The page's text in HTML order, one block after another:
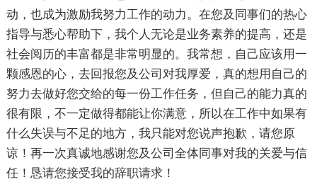
动，也成为激励我努力工作的动力。在您及同事们的热心
指导与悉心帮助下，我个人无论是业务素养的提高，还是
社会阅历的丰富都是非常明显的。我常想，自己应该用一
颗感恩的心，去回报您及公司对我厚爱，真的想用自己的
努力去做好您交给的每一份工作任务，但自己的能力真的
很有限，不一定做得都能让你满意，所以在工作中如果有
什么失误与不足的地方，我只能对您说声抱歉，请您原
谅！再一次真诚地感谢您及公司全体同事对我的关爱与信
任！恳请您接受我的辞职请求！